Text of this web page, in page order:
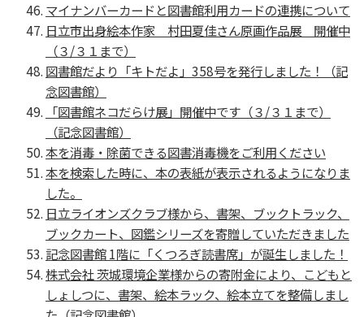
マイナンバーカードと図書館利用カードの連携について
日立市出身絵本作家 村田夏佳さん原画作品展 開催中
（３/３１まで）
図書館だより「キトだよ」358号を発行しました！（記
念図書館）
「図書館ネコだらけ展」開催中です（３/３１まで）
（記念図書館）
本を消毒・除菌できる図書消毒機をご利用ください
本を検索した時に、本の表紙が表示されるようになりま
した。
日立ライオンズクラブ様から、書架、ブックトラック、
ブックカート、図鑑シリーズを寄贈していただきました
記念図書館 1階に「くつろぎ読書席」が誕生しました！
株式会社 茨城環境企業様からの寄附金により、こどもと
しょしつに、書架、絵本ラック、絵本立てを整備しまし